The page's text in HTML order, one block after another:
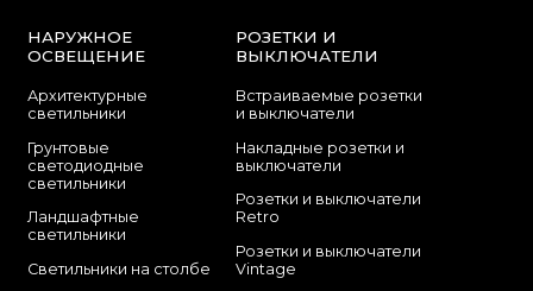
НАРУЖНОЕ
ОСВЕЩЕНИЕ
Архитектурные
светильники
Грунтовые
светодиодные
светильники
Ландшафтные
светильники
Светильники на столбе
РОЗЕТКИ И
ВЫКЛЮЧАТЕЛИ
Встраиваемые розетки
и выключатели
Накладные розетки и
выключатели
Розетки и выключатели
Retro
Розетки и выключатели
Vintage